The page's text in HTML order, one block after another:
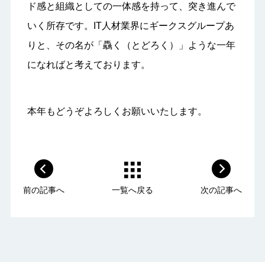
ド感と組織としての一体感を持って、突き進んで
いく所存です。IT人材業界にギークスグループあ
りと、その名が「驫く（とどろく）」ような一年
になればと考えております。
本年もどうぞよろしくお願いいたします。
前の記事へ 一覧へ戻る 次の記事へ